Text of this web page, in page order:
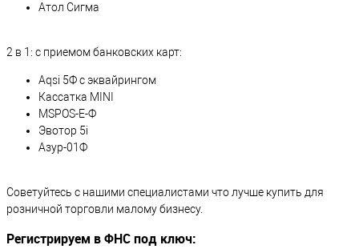
Атол Сигма
2 в 1: с приемом банковских карт:
Aqsi 5Ф с эквайрингом
Кассатка MINI
MSPOS-Е-Ф
Эвотор 5i
Азур-01Ф
Советуйтесь с нашими специалистами что лучше купить для
розничной торговли малому бизнесу.
Регистрируем в ФНС под ключ: